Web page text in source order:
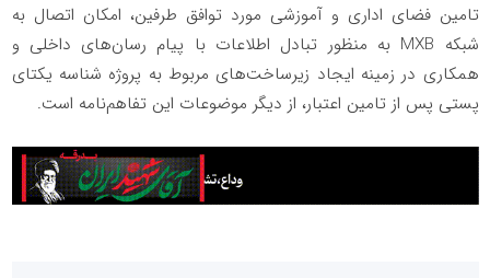
تامین فضای اداری و آموزشی مورد توافق طرفین، امکان اتصال به
شبکه MXB به منظور تبادل اطلاعات با پیام رسان‌های داخلی و
همکاری در زمینه ایجاد زیرساخت‌های مربوط به پروژه شناسه یکتای
پستی پس از تامین اعتبار، از دیگر موضوعات این تفاهم‌نامه است.